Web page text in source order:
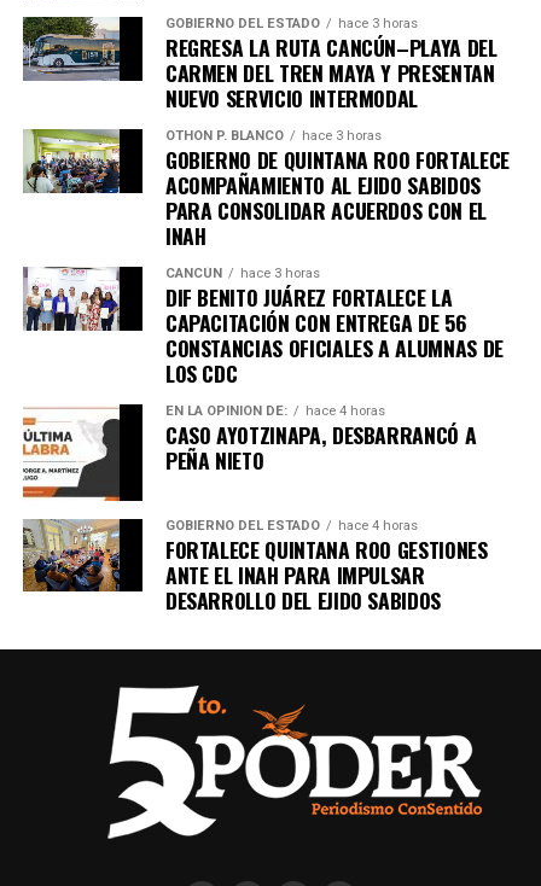
Recibe las noticias al instante
Únete al canal oficial de WhatsApp de
Quinto Podery recibe las noticias más
importantes de Quintana Roo directamente
en tu teléfono.
Unirme al canal de WhatsApp
GOBIERNO DEL ESTADO hace 3 horas
REGRESA LA RUTA CANCÚN–PLAYA DEL
CARMEN DEL TREN MAYA Y PRESENTAN
NUEVO SERVICIO INTERMODAL
OTHON P. BLANCO hace 3 horas
GOBIERNO DE QUINTANA ROO FORTALECE
ACOMPAÑAMIENTO AL EJIDO SABIDOS
PARA CONSOLIDAR ACUERDOS CON EL
INAH
CANCÚN hace 3 horas
DIF BENITO JUÁREZ FORTALECE LA
CAPACITACIÓN CON ENTREGA DE 56
CONSTANCIAS OFICIALES A ALUMNAS DE
LOS CDC
EN LA OPINIÓN DE: hace 4 horas
CASO AYOTZINAPA, DESBARRANCÓ A
PEÑA NIETO
GOBIERNO DEL ESTADO hace 4 horas
FORTALECE QUINTANA ROO GESTIONES
ANTE EL INAH PARA IMPULSAR
DESARROLLO DEL EJIDO SABIDOS